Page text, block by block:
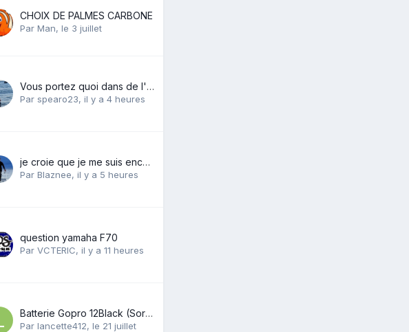
CHOIX DE PALMES CARBONE
Par Man, le 3 juillet
Vous portez quoi dans de l'eau à 28C?
Par spearo23, il y a 4 heures
je croie que je me suis encore fait avoir avec c4 ....?
Par Blaznee, il y a 5 heures
question yamaha F70
Par VCTERIC, il y a 11 heures
Batterie Gopro 12Black (Sortie Longue)
Par lancette412, le 21 juillet